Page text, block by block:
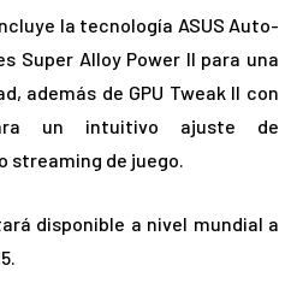
la tecnología ASUS Auto-
Super Alloy Power II para una
además de GPU Tweak II con
un intuitivo ajuste de
streaming de juego.
disponible a nivel mundial a